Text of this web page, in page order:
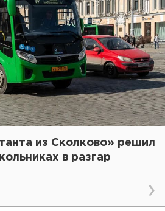
из Сколково» решил
в разгар